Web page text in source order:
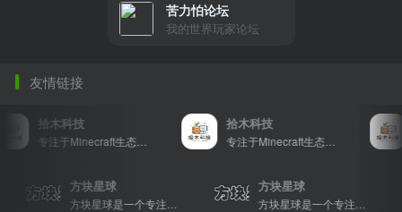
苦力怕论坛
我的世界玩家论坛
友情链接
拾木科技
专注于Minecraft生态建设
拾木科技
专注于Minecraft生态建设
方块星球 方块星球